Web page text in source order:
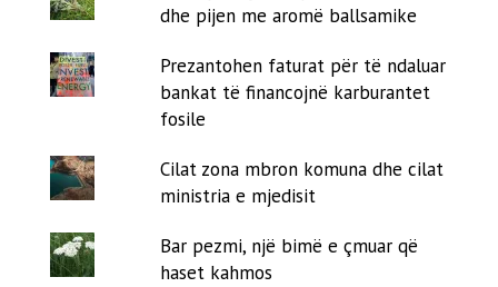
dhe pijen me aromë ballsamike
Prezantohen faturat për të ndaluar
bankat të financojnë karburantet
fosile
Cilat zona mbron komuna dhe cilat
ministria e mjedisit
Bar pezmi, një bimë e çmuar që
haset kahmos